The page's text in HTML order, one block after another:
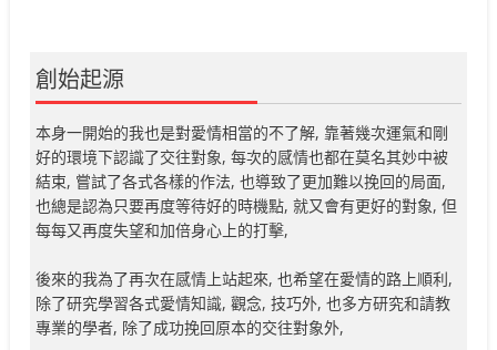
創始起源
本身一開始的我也是對愛情相當的不了解, 靠著幾次運氣和剛
好的環境下認識了交往對象, 每次的感情也都在莫名其妙中被
結束, 嘗試了各式各樣的作法, 也導致了更加難以挽回的局面,
也總是認為只要再度等待好的時機點, 就又會有更好的對象, 但
每每又再度失望和加倍身心上的打擊,
後來的我為了再次在感情上站起來, 也希望在愛情的路上順利,
除了研究學習各式愛情知識, 觀念, 技巧外, 也多方研究和請教
專業的學者, 除了成功挽回原本的交往對象外,